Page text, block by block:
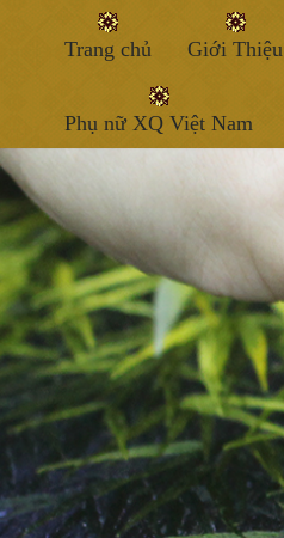
Trang chủ Giới Thiệu
Phụ nữ XQ Việt Nam